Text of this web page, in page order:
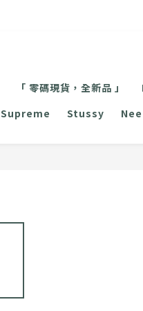
「 零碼現貨，全新品 」
Supreme Stussy